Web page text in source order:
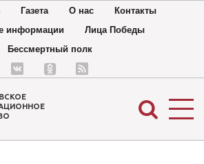
Газета О нас
Контакты
информации
Лица Победы
Бессмертный полк